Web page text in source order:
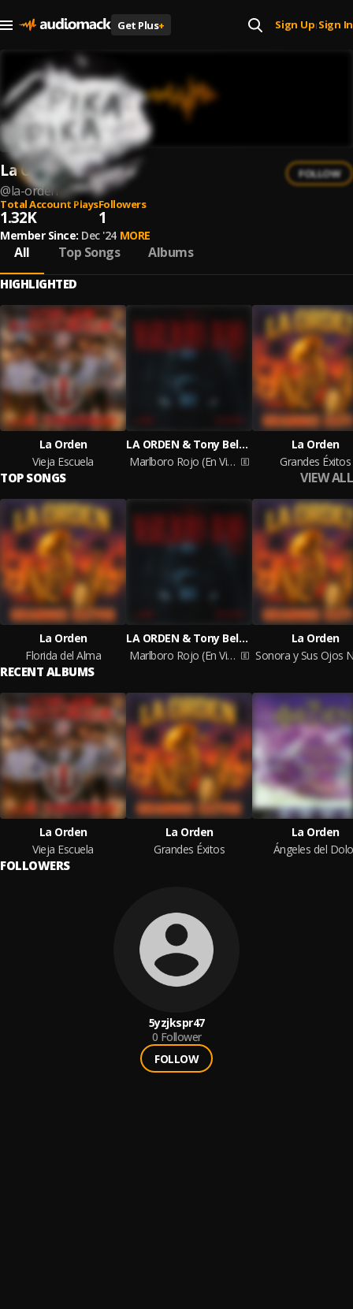
Get Plus+ Sign Up| Sign In
La Orden
@la-orden
FOLLOW
Total Account Plays
1.32K
Followers
1
Member Since: Dec '24 MORE
All Top Songs Albums
HIGHLIGHTED
La Orden
Vieja Escuela
LA ORDEN & Tony Beltrán
Marlboro Rojo (En Vivo)
La Orden
Grandes Éxitos
TOP SONGS VIEW ALL
La Orden
Florida del Alma
LA ORDEN & Tony Beltrán
Marlboro Rojo (En Vivo)
La Orden
RECENT ALBUMS
La Orden
Vieja Escuela
La Orden
Grandes Éxitos
La Orden
Ángeles del
FOLLOWERS
5yzjkspr47
0 Follower
FOLLOW